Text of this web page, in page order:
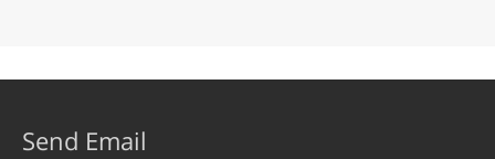
Send Email